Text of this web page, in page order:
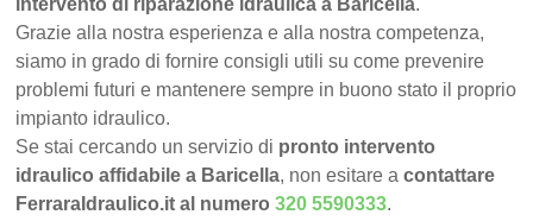
intervento di riparazione idraulica a Baricella.
Grazie alla nostra esperienza e alla nostra competenza,
siamo in grado di fornire consigli utili su come prevenire
problemi futuri e mantenere sempre in buono stato il proprio
impianto idraulico.
Se stai cercando un servizio di pronto intervento
idraulico affidabile a Baricella, non esitare acontattare
FerraraIdraulico.it al numero320 5590333.